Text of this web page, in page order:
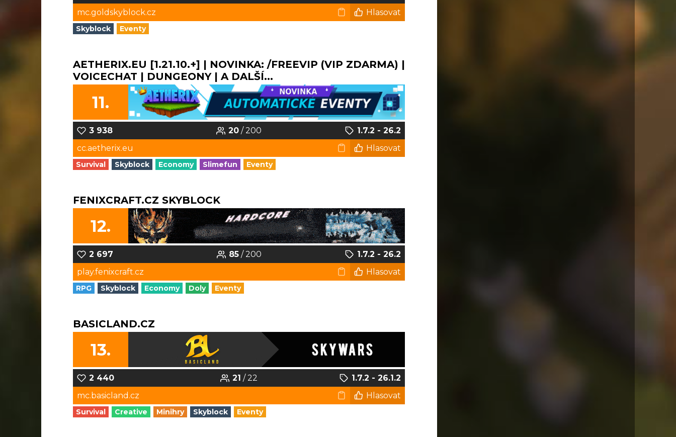
mc.goldskyblock.cz
Hlasovat
Skyblock Eventy
AETHERIX.EU [1.21.10.+] | NOVINKA: /FREEVIP (VIP ZDARMA) |
VOICECHAT | DUNGEONY | A DALŠÍ...
11.
3 938 20 / 200
1.7.2 - 26.2
cc.aetherix.eu
Hlasovat
Survival Skyblock Economy Slimefun Eventy
FENIXCRAFT.CZ SKYBLOCK
12.
2 697 85/ 200
1.7.2 - 26.2
play.fenixcraft.cz
Hlasovat
RPG Skyblock Economy Doly Eventy
BASICLAND.CZ
13.
2 440 21 / 22
1.7.2 - 26.1.2
mc.basicland.cz
Hlasovat
Survival Creative Minihry Skyblock Eventy